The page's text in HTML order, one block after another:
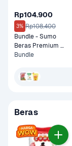
Rp104.900
3% Rp108.400
Bundle - Sumo
Beras Premium
Merah 5 kg & Tulip
Bundle
Beras